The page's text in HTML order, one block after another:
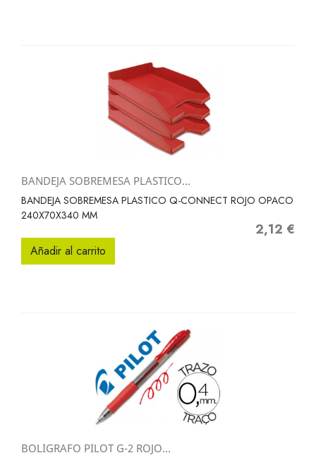
BANDEJA SOBREMESA PLASTICO...
BANDEJA SOBREMESA PLASTICO Q-CONNECT ROJO OPACO
240X70X340 MM
Precio
2,12 €
Añadir al carrito
BOLIGRAFO PILOT G-2 ROJO...